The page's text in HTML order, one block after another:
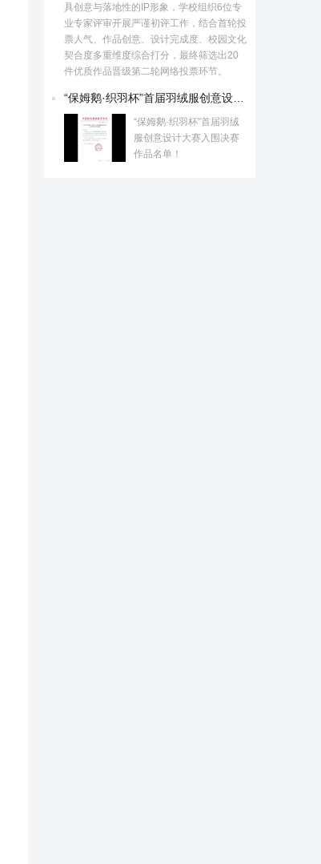
具创意与落地性的IP形象，学校组织6位专
业专家评审开展严谨初评工作，结合首轮投
票人气、作品创意、设计完成度、校园文化
契合度多重维度综合打分，最终筛选出20
件优质作品晋级第二轮网络投票环节。
“保姆鹅·织羽杯”首届羽绒
服创意设计大赛入围决赛
作品名单！